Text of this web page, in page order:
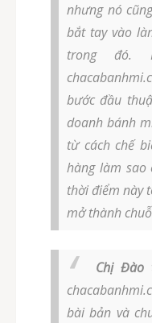
nhưng nó
bắt tay vào
trong
bước đầu
doanh bánh
từ cách chế
hàng làm sao
thời điểm này
mở thành
Chị Đào
bài bản và